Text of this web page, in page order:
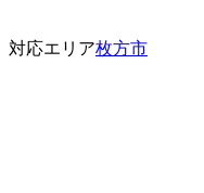
対応エリア枚方市